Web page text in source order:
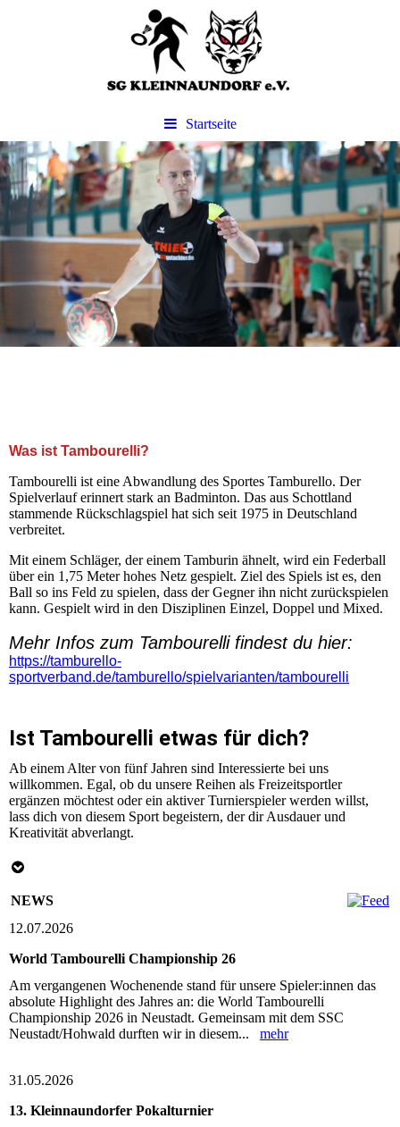
Startseite
Was ist Tambourelli?
Tambourelli ist eine Abwandlung des Sportes Tamburello. Der
Spielverlauf erinnert stark an Badminton. Das aus Schottland
stammende Rückschlagspiel hat sich seit 1975 in Deutschland
verbreitet.
Mit einem Schläger, der einem Tamburin ähnelt, wird ein Federball
über ein 1,75 Meter hohes Netz gespielt. Ziel des Spiels ist es, den
Ball so ins Feld zu spielen, dass der Gegner ihn nicht zurückspielen
kann. Gespielt wird in den Disziplinen Einzel, Doppel und Mixed.
Mehr Infos zum Tambourelli findest du hier:
https://tamburello-
sportverband.de/tamburello/spielvarianten/tambourelli
Ist Tambourelli etwas für dich?
Ab einem Alter von fünf Jahren sind Interessierte bei uns
willkommen. Egal, ob du unsere Reihen als Freizeitsportler
ergänzen möchtest oder ein aktiver Turnierspieler werden willst,
lass dich von diesem Sport begeistern, der dir Ausdauer und
Kreativität abverlangt.
NEWS
12.07.2026
World Tambourelli Championship 26
Am vergangenen Wochenende stand für unsere Spieler:innen das
absolute Highlight des Jahres an: die World Tambourelli
Championship 2026 in Neustadt. Gemeinsam mit dem SSC
Neustadt/Hohwald durften wir in diesem... mehr
31.05.2026
13. Kleinnaundorfer Pokalturnier